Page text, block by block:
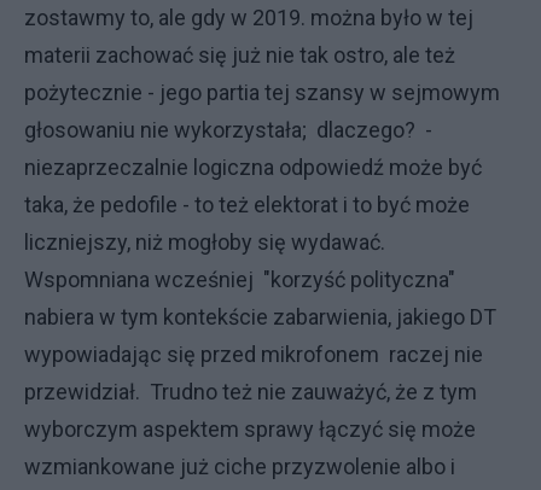
zostawmy to, ale gdy w 2019. można było w tej
materii zachować się już nie tak ostro, ale też
pożytecznie - jego partia tej szansy w sejmowym
głosowaniu nie wykorzystała; dlaczego? -
niezaprzeczalnie logiczna odpowiedź może być
taka, że pedofile - to też elektorat i to być może
liczniejszy, niż mogłoby się wydawać.
Wspomniana wcześniej "korzyść polityczna"
nabiera w tym kontekście zabarwienia, jakiego DT
wypowiadając się przed mikrofonem raczej nie
przewidział. Trudno też nie zauważyć, że z tym
wyborczym aspektem sprawy łączyć się może
wzmiankowane już ciche przyzwolenie albo i